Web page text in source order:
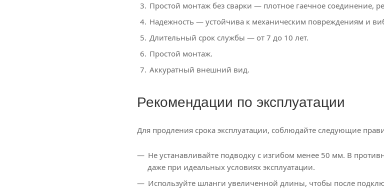
Простой монтаж без сварки — плотное гаечное соединение,
Надежность — устойчива к механическим повреждениям и
Длительный срок службы — от 7 до 10 лет.
Простой монтаж.
Аккуратный внешний вид.
Рекомендации по эксплуатации
Для продления срока эксплуатации, соблюдайте следующие
Не устанавливайте подводку с изгибом менее 50 мм. В
даже при идеальных условиях эксплуатации.
Используйте шланги увеличенной длины, чтобы после